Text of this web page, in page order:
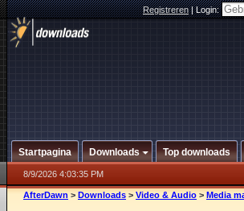
Registreren|Login:
Startpagina Downloads Top downloads
8/9/2026 4:03:35 PM
AfterDawn > Downloads > Video & Audio > Media